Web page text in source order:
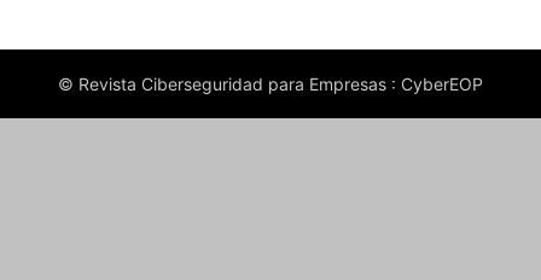
© Revista Ciberseguridad para Empresas : CyberEOP